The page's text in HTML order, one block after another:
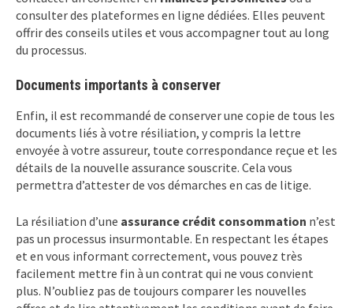
consulter des plateformes en ligne dédiées. Elles peuvent
offrir des conseils utiles et vous accompagner tout au long
du processus.
Documents importants à conserver
Enfin, il est recommandé de conserver une copie de tous les
documents liés à votre résiliation, y compris la lettre
envoyée à votre assureur, toute correspondance reçue et les
détails de la nouvelle assurance souscrite. Cela vous
permettra d’attester de vos démarches en cas de litige.
La résiliation d’une assurance crédit consommation n’est
pas un processus insurmontable. En respectant les étapes
et en vous informant correctement, vous pouvez très
facilement mettre fin à un contrat qui ne vous convient
plus. N’oubliez pas de toujours comparer les nouvelles